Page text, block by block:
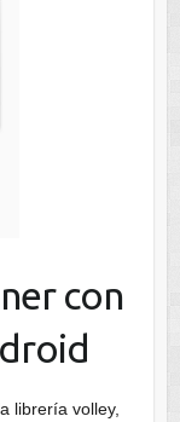
con
librería volley,